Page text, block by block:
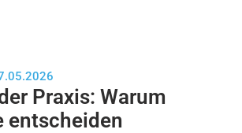
Praxis: Warum
entscheiden